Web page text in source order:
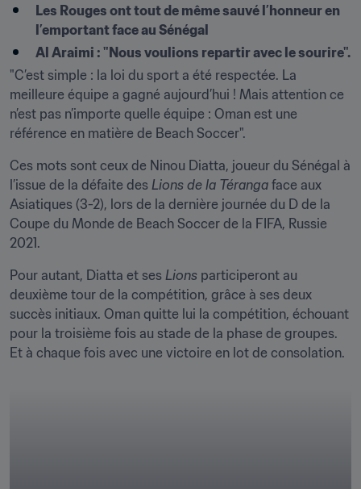
Les Rouges ont tout de même sauvé l’honneur en
l’emportant face au Sénégal
Al Araimi : "Nous voulions repartir avec le sourire".
"C’est simple : la loi du sport a été respectée. La
meilleure équipe a gagné aujourd’hui ! Mais attention ce
n’est pas n’importe quelle équipe : Oman est une
référence en matière de Beach Soccer".
Ces mots sont ceux de Ninou Diatta, joueur du Sénégal à
l’issue de la défaite des Lions de la Téranga face aux
Asiatiques (3-2), lors de la dernière journée du D de la
Coupe du Monde de Beach Soccer de la FIFA, Russie
2021.
Pour autant, Diatta et ses Lions participeront au
deuxième tour de la compétition, grâce à ses deux
succès initiaux. Oman quitte lui la compétition, échouant
pour la troisième fois au stade de la phase de groupes.
Et à chaque fois avec une victoire en lot de consolation.